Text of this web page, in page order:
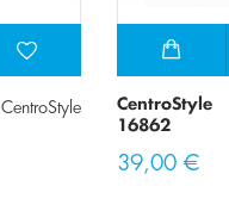
CentroStyle
CentroStyle
16862
39,00 €